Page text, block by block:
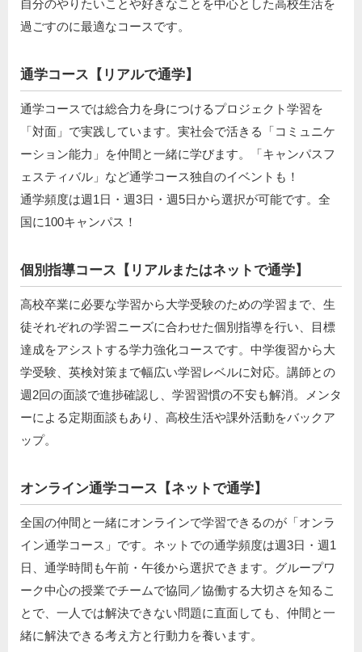
自分のやりたいことや好きなことを中心とした高校生活を
過ごすのに最適なコースです。
通学コース【リアルで通学】
通学コースでは総合力を身につけるプロジェクト学習を
「対面」で実践しています。実社会で活きる「コミュニケ
ーション能力」を仲間と一緒に学びます。「キャンパスフ
ェスティバル」など通学コース独自のイベントも！
通学頻度は週1日・週3日・週5日から選択が可能です。全
国に100キャンパス！
個別指導コース【リアルまたはネットで通学】
高校卒業に必要な学習から大学受験のための学習まで、生
徒それぞれの学習ニーズに合わせた個別指導を行い、目標
達成をアシストする学力強化コースです。中学復習から大
学受験、英検対策まで幅広い学習レベルに対応。講師との
週2回の面談で進捗確認し、学習習慣の不安も解消。メンタ
ーによる定期面談もあり、高校生活や課外活動をバックア
ップ。
オンライン通学コース【ネットで通学】
全国の仲間と一緒にオンラインで学習できるのが「オンラ
イン通学コース」です。ネットでの通学頻度は週3日・週1
日、通学時間も午前・午後から選択できます。グループワ
ーク中心の授業でチームで協同／協働する大切さを知るこ
とで、一人では解決できない問題に直面しても、仲間と一
緒に解決できる考え方と行動力を養います。